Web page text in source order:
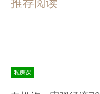
私房课